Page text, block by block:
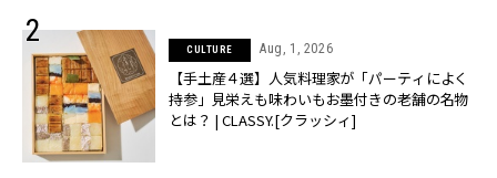
CULTURE Aug, 1, 2026
【手土産４選】人気料理家が「パーティによく
持参」見栄えも味わいもお墨付きの老舗の名物
とは？ | CLASSY.[クラッシィ]